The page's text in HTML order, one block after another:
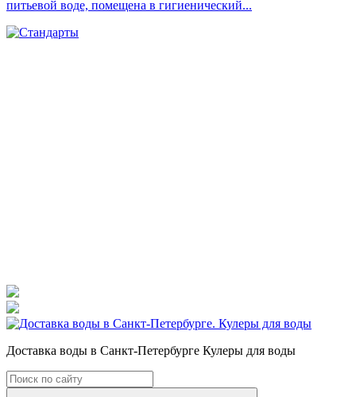
питьевой воде, помещена в гигиенический...
Доставка воды в Санкт-Петербурге Кулеры для воды